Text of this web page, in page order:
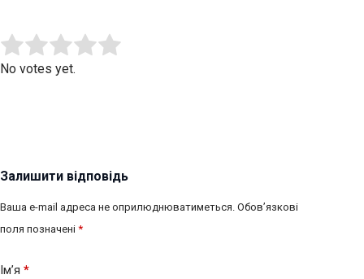
Rate this item:
No votes yet.
Залишити відповідь
Ваша e-mail адреса не оприлюднюватиметься. Обов’язкові
поля позначені *
Ім’я *